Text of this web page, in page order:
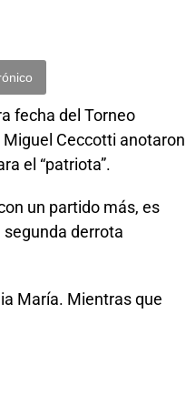
fecha del Torneo
Ceccotti anotaron
el “patriota”.
un partido más, es
segunda derrota
María. Mientras que